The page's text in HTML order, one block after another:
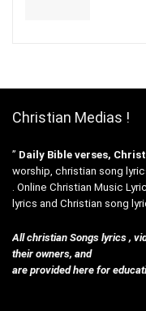
Christian Medias !
” Daily Bible verses,
worship, christian song
. Online Christian Music
lyrics and Christian song
All christian Songs lyrics ,
their owners, and
are provided here for